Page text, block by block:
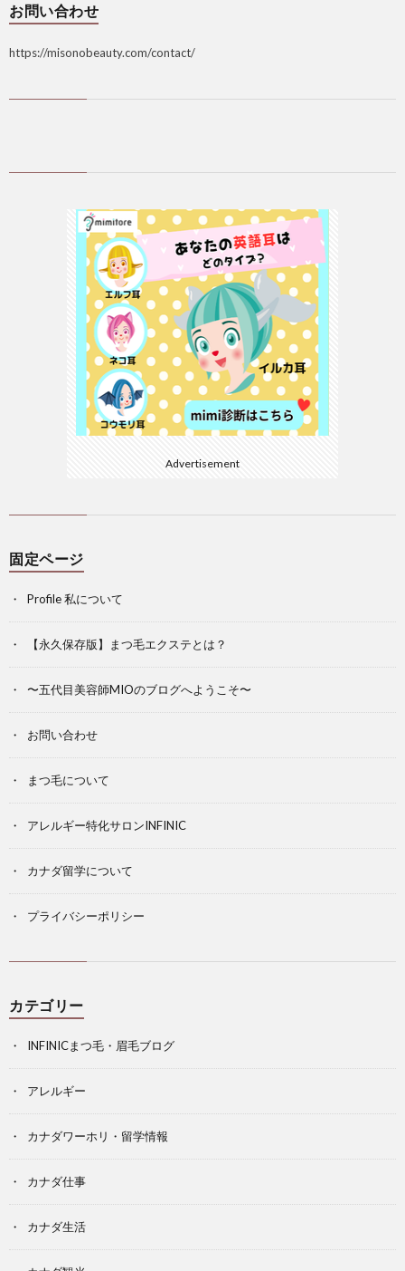
お問い合わせ
https://misonobeauty.com/contact/
Advertisement
固定ページ
Profile 私について
【永久保存版】まつ毛エクステとは？
〜五代目美容師MIOのブログへようこそ〜
お問い合わせ
まつ毛について
アレルギー特化サロンINFINIC
カナダ留学について
プライバシーポリシー
カテゴリー
INFINICまつ毛・眉毛ブログ
アレルギー
カナダワーホリ・留学情報
カナダ仕事
カナダ生活